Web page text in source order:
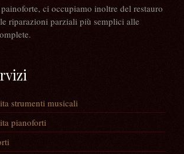
ci occupiamo inoltre del restauro
riparazioni parziali più semplici alle
strumenti musicali
pianoforti